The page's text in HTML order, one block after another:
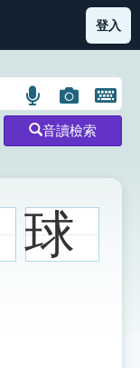
部首索引表圖示
登入
語
言
搜
示
圖
片
搜
示
開
鍵
圖
音讀檢索
球